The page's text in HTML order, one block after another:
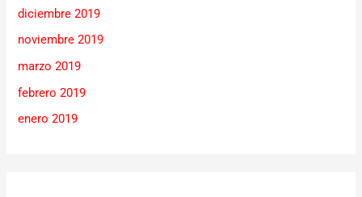
diciembre 2019
noviembre 2019
marzo 2019
febrero 2019
enero 2019